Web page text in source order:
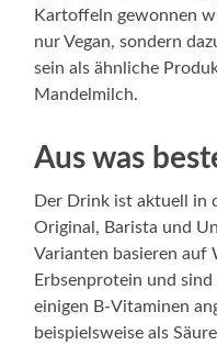
Kartoffeln gewonnen
nur Vegan, sondern
sein als ähnliche
Mandelmilch.
Aus was
Der Drink ist aktuell in
Original, Barista und
Varianten basieren auf
Erbsenprotein und
einigen B-Vitaminen
beispielsweise als